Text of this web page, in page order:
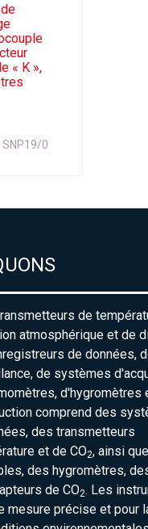
« K »,
SNP19/0
de
atmosphérique et de
de données,
de systèmes
d'hygromètres
comprend des
des transmetteurs
et de CO2, ainsi
des hygromètres,
de CO2. Les
mesure précise et pour